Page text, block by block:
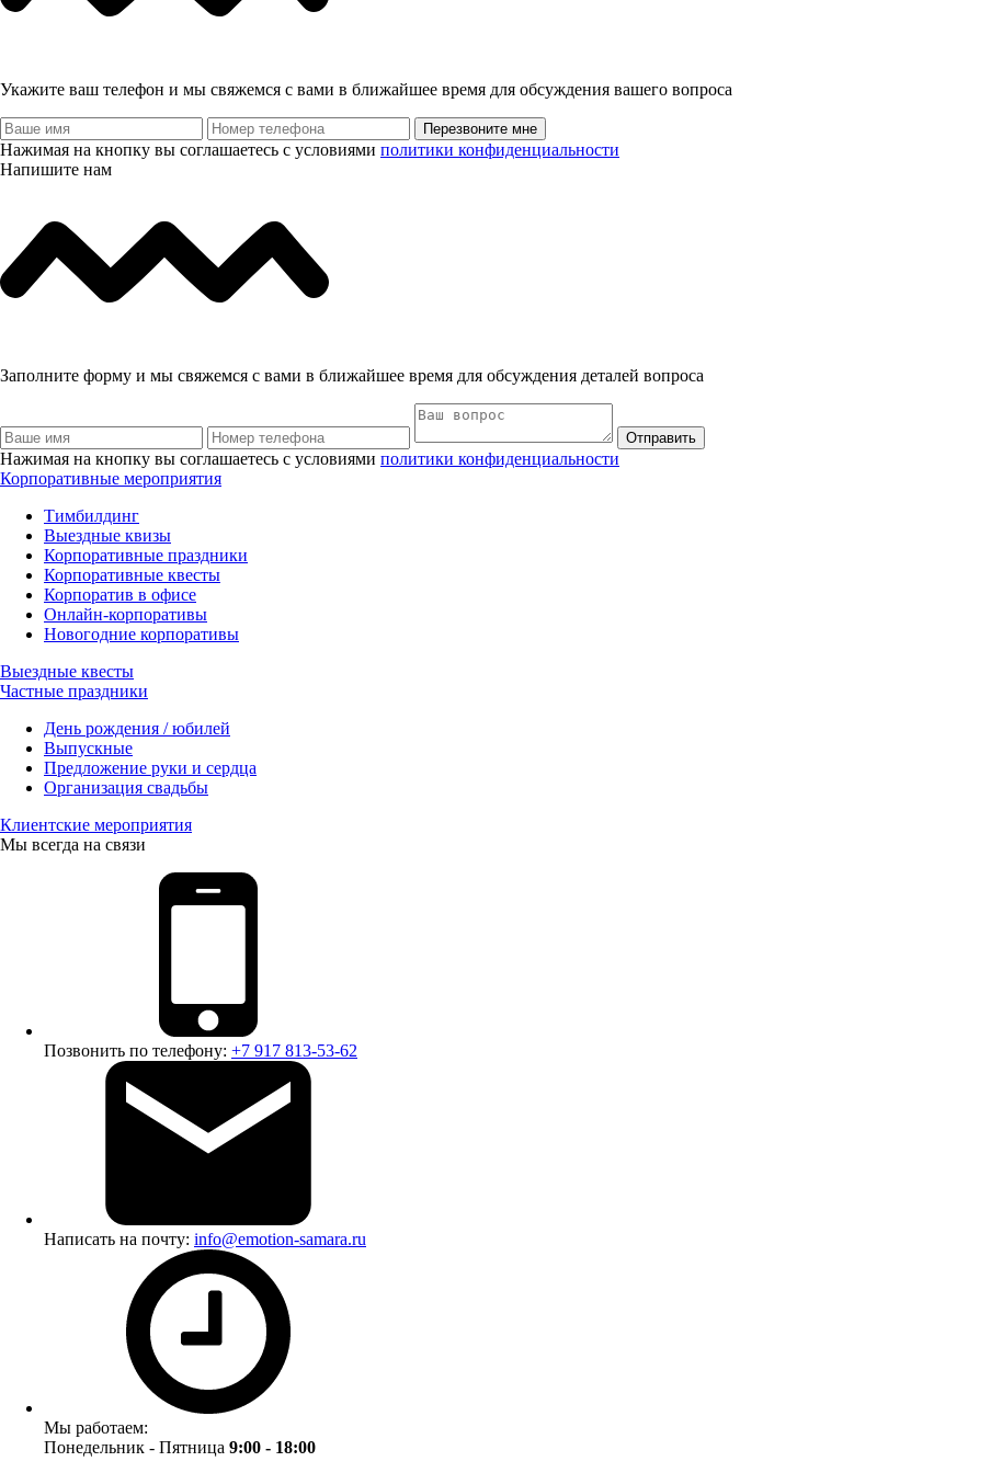
Укажите ваш телефон и мы свяжемся с вами в ближайшее время для обсуждения вашего вопроса
Перезвоните мне
Нажимая на кнопку вы соглашаетесь с условиями политики конфиденциальности
Напишите нам
Заполните форму и мы свяжемся с вами в ближайшее время для обсуждения деталей вопроса
Отправить
Нажимая на кнопку вы соглашаетесь с условиями политики конфиденциальности
Корпоративные мероприятия
Тимбилдинг
Выездные квизы
Корпоративные праздники
Корпоративные квесты
Корпоратив в офисе
Онлайн-корпоративы
Новогодние корпоративы
Выездные квесты
Частные праздники
День рождения / юбилей
Выпускные
Предложение руки и сердца
Организация свадьбы
Клиентские мероприятия
Мы всегда на связи
Позвонить по телефону: +7 917 813-53-62
Написать на почту: info@emotion-samara.ru
Мы работаем:
Понедельник - Пятница 9:00 - 18:00